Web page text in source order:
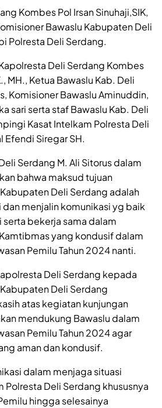
Kombes Pol Irsan Sinuhaji,SIK,
Bawaslu Kabupaten Deli
Polresta Deli Serdang.
Deli Serdang Kombes
MH., Ketua Bawaslu Kab. Deli
Komisioner Bawaslu Aminuddin,
sari serta staf Bawaslu Kab. Deli
Kasat Intelkam Polresta Deli
Efendi Siregar SH.
Serdang M. Ali Sitorus dalam
bahwa maksud tujuan
Deli Serdang adalah
dan menjalin komunikasi yg baik
bekerja sama dalam
yang kondusif dalam
Pemilu Tahun 2024 nanti.
Deli Serdang kepada
Deli Serdang
atas kegiatan kunjungan
mendukung Bawaslu dalam
Pemilu Tahun 2024 agar
aman dan kondusif.
dalam menjaga situasi
Deli Serdang khususnya
hingga selesainya